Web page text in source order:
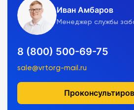
Иван Амбаров
Менеджер службы
8 (800) 500-69-75
sale@vrtorg-mail.ru